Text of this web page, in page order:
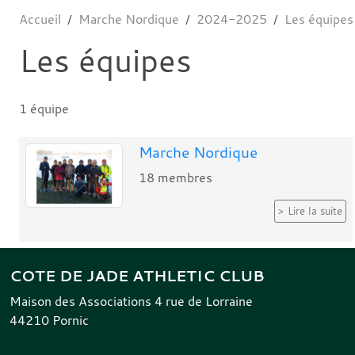
Accueil Marche Nordique 2024-2025 Les équipes
Les équipes
1 équipe
Marche Nordique
18 membres
Lire la suite
COTE DE JADE ATHLETIC CLUB
Maison des Associations 4 rue de Lorraine
44210 Pornic